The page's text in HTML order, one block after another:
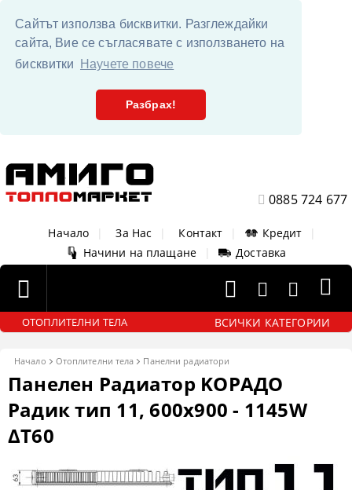
Сайтът използва бисквитки. Разглеждайки
сайта, Вие се съгласявате с използването на
бисквитки
Научете повече
Разбрах!
0885 724 677
Начало За Нас Контакт Кредит
Начини на плащане
Доставка
ОТОПЛИТЕЛНИ ТЕЛА ВСИЧКИ КАТЕГОРИИ
Начало Отоплителни тела Панелни радиатори
Панелен Радиатор KОРАДО
Радик тип 11, 600x900 - 1145W
ΔT60